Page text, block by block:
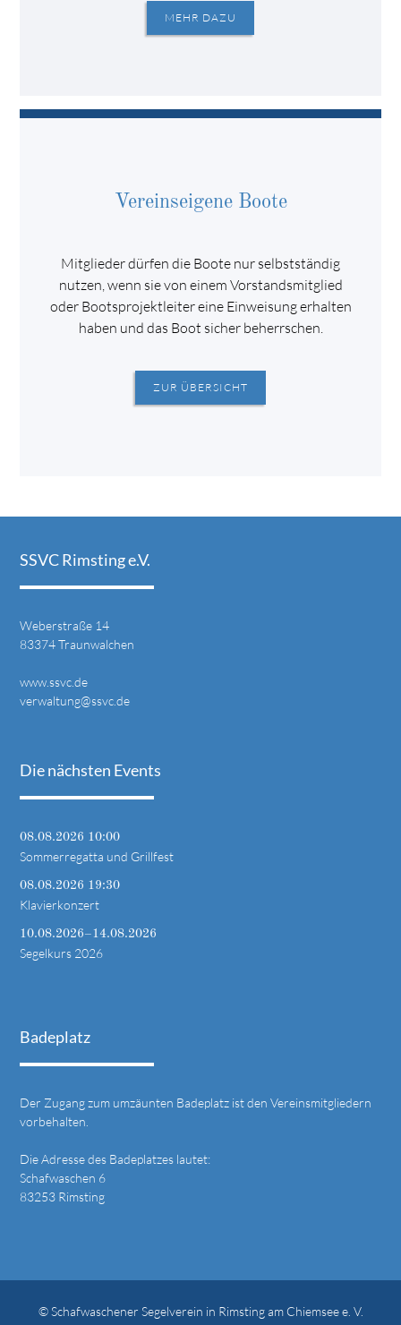
MEHR DAZU
Vereinseigene Boote
Mitglieder dürfen die Boote nur selbstständig
nutzen, wenn sie von einem Vorstandsmitglied
oder Bootsprojektleiter eine Einweisung erhalten
haben und das Boot sicher beherrschen.
ZUR ÜBERSICHT
SSVC Rimsting e.V.
Weberstraße 14
83374 Traunwalchen
www.ssvc.de
verwaltung@ssvc.de
Die nächsten Events
08.08.2026 10:00
Sommerregatta und Grillfest
08.08.2026 19:30
Klavierkonzert
10.08.2026–14.08.2026
Segelkurs 2026
Badeplatz
Der Zugang zum umzäunten Badeplatz ist den Vereinsmitgliedern
vorbehalten.
Die Adresse des Badeplatzes lautet:
Schafwaschen 6
83253 Rimsting
© Schafwaschener Segelverein in Rimsting am Chiemsee e. V.